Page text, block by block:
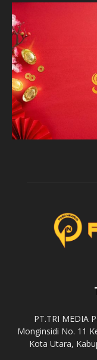
PT.TRI MEDIA
Monginsidi No. 11
Kota Utara,